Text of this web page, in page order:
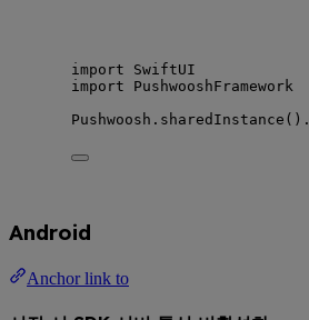
import SwiftUI
import PushwooshFramework
Pushwoosh. sharedInstance ().
Android
Anchor link to